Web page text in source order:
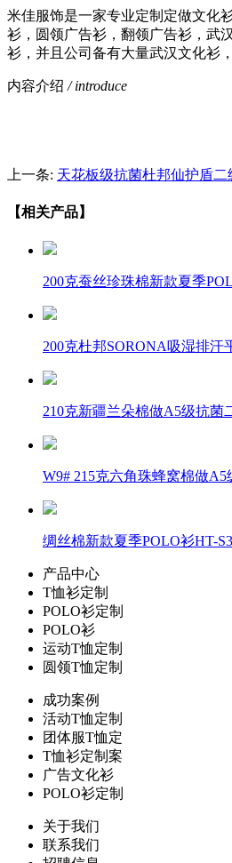
米佳服饰是一家专业定制定做文化
衫，圆领广告衫，翻领广告衫，武
衫，并且公司备有大量武汉文化衫
内容介绍 / introduce
上一条: 天花板级抗菌杜邦仙护盾二
【相关产品】
200克蚕丝珍珠棉新款夏季
200克杜邦SORONA吸湿排
210克新疆兰朵棉做A5级抗
W9# 215克六角珠蜂窝棉做
绸丝棉新款夏季POLO衫HT-
产品中心
T恤衫定制
POLO衫定制
POLO衫
运动T恤定制
圆领T恤定制
成功案例
活动T恤定制
团体服T恤定
T恤衫定制案
广告文化衫
POLO衫定制
关于我们
联系我们